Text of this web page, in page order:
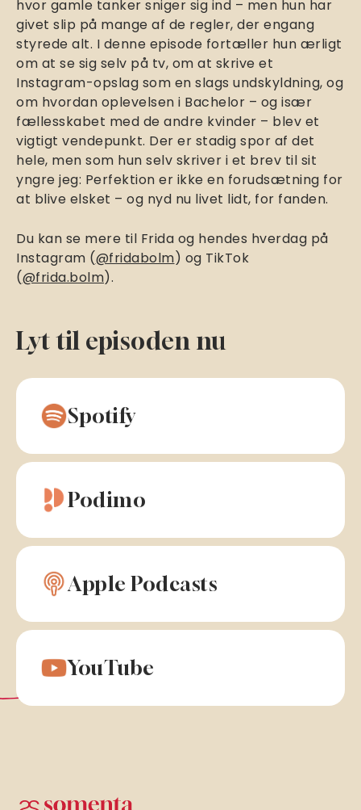
hvor gamle tanker sniger sig ind – men hun har
givet slip på mange af de regler, der engang
styrede alt. I denne episode fortæller hun ærligt
om at se sig selv på tv, om at skrive et
Instagram-opslag som en slags undskyldning, og
om hvordan oplevelsen i Bachelor – og især
fællesskabet med de andre kvinder – blev et
vigtigt vendepunkt. Der er stadig spor af det
hele, men som hun selv skriver i et brev til sit
yngre jeg: Perfektion er ikke en forudsætning for
at blive elsket – og nyd nu livet lidt, for fanden.
Du kan se mere til Frida og hendes hverdag på
Instagram (@fridabolm) og TikTok
(@frida.bolm).
Lyt til episoden nu
Spotify
Podimo
Apple Podcasts
YouTube